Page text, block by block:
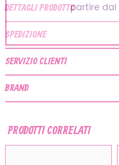
DETTAGLI PRODOTTO
SPEDIZIONE
SERVIZIO CLIENTI
BRAND
PRODOTTI CORRELATI
partire dal